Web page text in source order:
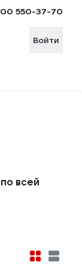
550-37-70
Войти
всей